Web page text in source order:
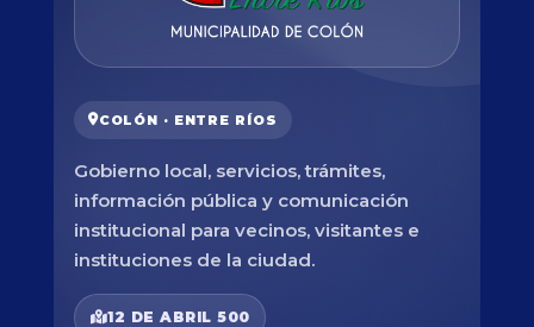
COLÓN · ENTRE RÍOS
Gobierno local, servicios, trámites,
información pública y comunicación
institucional para vecinos, visitantes e
instituciones de la ciudad.
12 DE ABRIL 500